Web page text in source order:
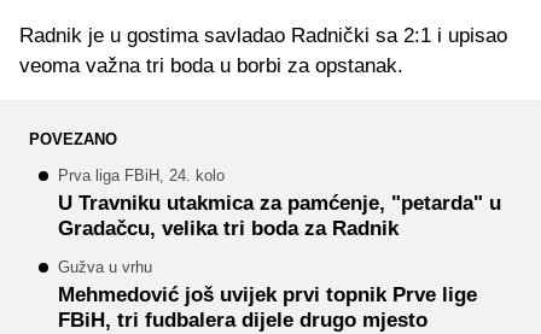
Radnik je u gostima savladao Radnički sa 2:1 i upisao
veoma važna tri boda u borbi za opstanak.
POVEZANO
Prva liga FBiH, 24. kolo
U Travniku utakmica za pamćenje, "petarda" u
Gradačcu, velika tri boda za Radnik
Gužva u vrhu
Mehmedović još uvijek prvi topnik Prve lige
FBiH, tri fudbalera dijele drugo mjesto